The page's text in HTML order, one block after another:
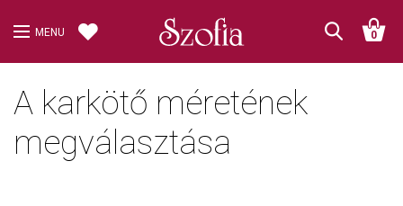
MENU 0
A karkötő méretének
megválasztása